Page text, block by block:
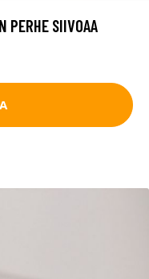
PERHE SIIVOAA